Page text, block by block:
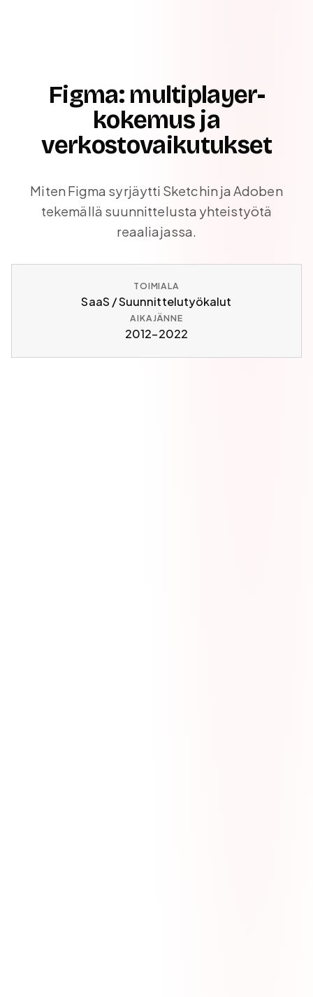
Figma: multiplayer-
kokemus ja
verkostovaikutukset
Miten Figma syrjäytti Sketchin ja Adoben
tekemällä suunnittelusta yhteistyötä
reaaliajassa.
TOIMIALA
SaaS / Suunnittelutyökalut
AIKAJÄNNE
2012–2022